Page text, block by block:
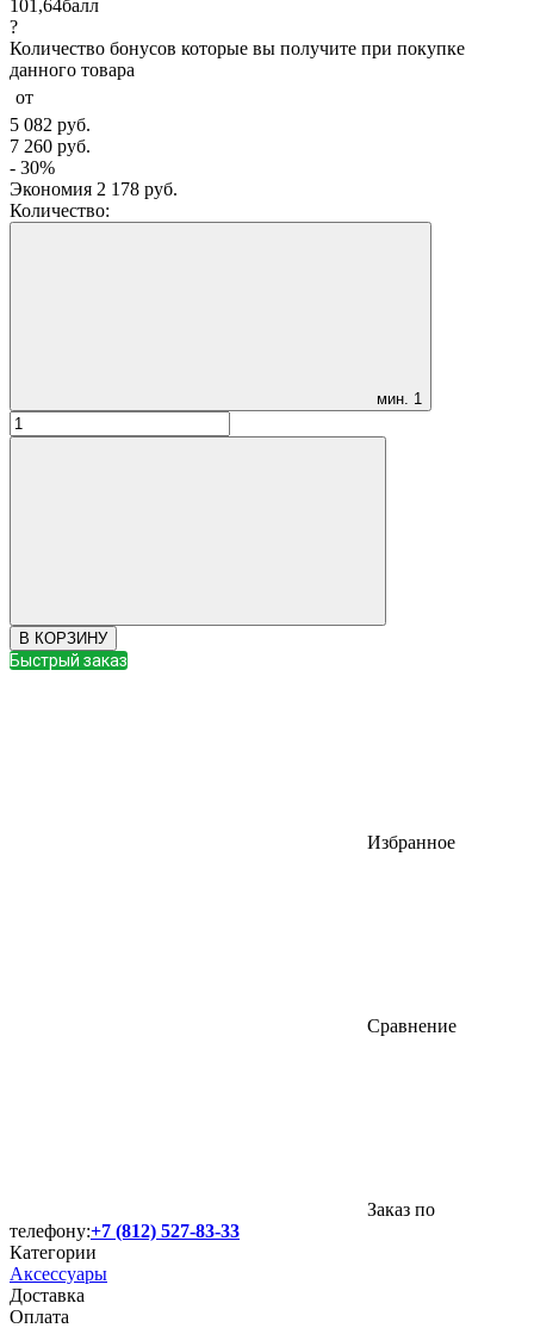
101,64балл
?
Количество бонусов которые вы получите при покупке
данного товара
от
5 082 руб.
7 260 руб.
- 30%
Экономия 2 178 руб.
Количество:
мин. 1
В КОРЗИНУ
Быстрый заказ
Избранное
Сравнение
Заказ по
телефону:+7 (812) 527-83-33
Категории
Аксессуары
Доставка
Оплата